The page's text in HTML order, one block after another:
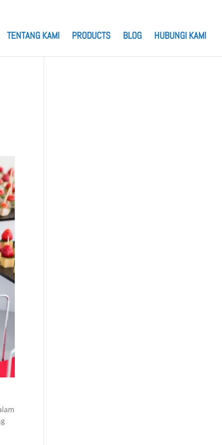
TENTANG KAMI PRODUCTS BLOG HUBUNGI KAMI